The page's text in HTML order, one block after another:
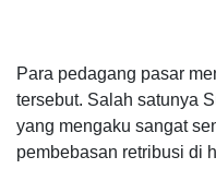
Para pedagang pasar
tersebut. Salah satunya
yang mengaku sangat
pembebasan retribusi di